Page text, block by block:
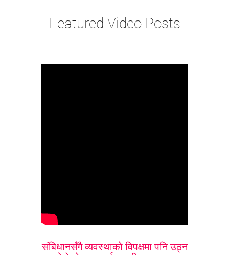
Featured Video Posts
संबिधानसँगै व्यवस्थाको विपक्षमा पनि उठ्न